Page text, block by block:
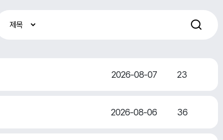
2026-08-07 23
2026-08-06 36